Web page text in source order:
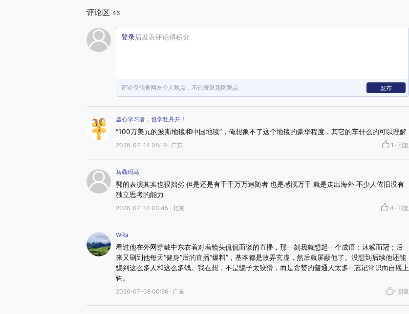
评论区 46
登录后发表评论得积分
评论仅代表网友个人观点，不代表财新网观点 发布
虚心学习者，也学牡丹开！
“100万美元的波斯地毯和中国地毯”，俺想象不了这个地毯的豪华程度，其它的车什么的可以理解
2026-07-14 08:19 · 广东 1 · 回复
马驫玛马
郭的表演其实也很拙劣 但是还是有千千万万追随者 也是感慨万千 就是走出海外 不少人依旧没有
独立思考的能力
2026-07-10 03:45 · 北京 4 · 回复
WRa
看过他在外网穿戴中东衣着对着镜头侃侃而谈的直播，那一刻我就想起一个成语：沐猴而冠；后
来又刷到他每天“健身”后的直播“爆料”，基本都是故弄玄虚，然后就屏蔽他了。没想到后续他还能
骗到这么多人和这么多钱。我在想，不是骗子太狡猾，而是贪婪的普通人太多--忘记常识而自愿上
钩。
2026-07-08 00:56 · 广东 · 回复